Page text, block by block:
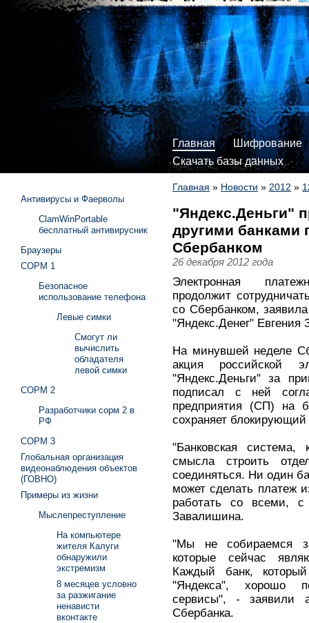
Главная
Шифрование
Скачать базы данных
Главная » Новости » 2012 »
"Яндекс.Деньги"
другими банками
Сбербанком
26 декабря 2012 года
Электронная
продолжит
со Сбербанком,
"Яндекс.Денег" Евгения
На минувшей неделе
акция российской
"Яндекс.Деньги" за
подписал с ней
предприятия (СП) на
сохраняет
"Банковская система,
смысла строить
соединяться. Ни один
может сделать платеж
работать со всеми,
Завалишина.
"Мы не собираемся
которые сейчас
Каждый банк,
"Яндекса", хорошо
сервисы", - заявили
Сбербанка.
Антивирусы и Фаерволы
ClamWinPortable
бесплатный антивирусник
Браузеры
СОРМ 1
Безопасное
использование телефона
Левые симки
Смогут ли
вычислить
обладателя
левой симки
СОРМ 2
Разработчики сорм 2 в
РФ
СОРМ 3
Глобальная организация
видеонаблюдения объектов
(ГОВНО)
Примеры из жизни
Мыслепреступление
На компьютере
жителя Калуги
обнаружили
экстремизм
8 месяцев условно
за разжигание
ненависти
вконтакте